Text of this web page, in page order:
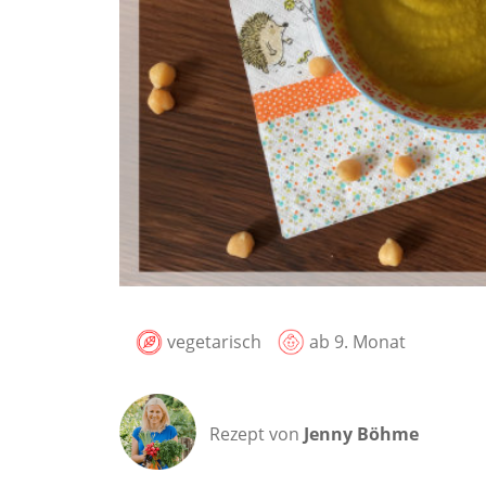
vegetarisch ab 9. Monat
Rezept von Jenny Böhme